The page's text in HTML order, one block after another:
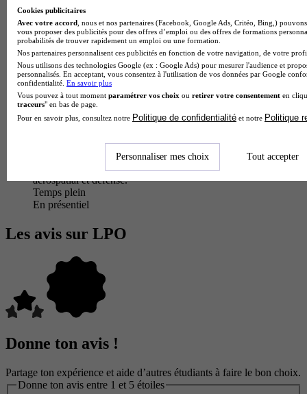
spatiaux. les apprenants maitrisent la lecture de plans
techniques complexes, les techniques de tracage, de decoupe,
de formage et d'assemblage de toles et profiles en alliages
legers (aluminium, titane). ils developpent des competences
pointues en soudage aeronautique, en controle qualite et en
respect des normes strictes du secteur. la formation integre
l'utilisation d'outils traditionnels et de technologies numeriques
(cfao, commandes numeriques). a l'issue du parcours, les
diplomes exercent comme chaudronniers aeronautiques,
ajusteurs-monteurs ou techniciens de fabrication au sein
equipementiers spatiaux, centres de maintenance
aeronautique. ce profil technique hautement qualifie repond
aux exigences de precision et de securite des secteurs
aerospatial et defense.
Temps plein
En présentiel
Les avis sur LPO
Donne ton avis !
Partage ton expérience et aide d’autres étudiants à faire le bon choix.
Donne ton avis entre 1 et 5 étoiles
Cookies publicitaires
Avec votre accord , nous et nos partenaires (Facebook, Google Ads, Critéo, Bing,)
vous proposer des publicités pour des offres d’emploi ou des offres de formations
probabilités de trouver rapidement un emploi ou une formation.
Nos partenaires personnalisent ces publicités en fonction de votre navigation, de votre
Nous utilisons des technologies Google (ex : Google Ads) pour mesurer l'audience et
personnalisés. En acceptant, vous consentez à l'utilisation de vos données par Google
confidentialité. En savoir plus
Vous pouvez à tout moment paramétrer vos choix ou retirer votre consentement en
traceurs" en bas de page.
Pour en savoir plus, consultez notre Politique de confidentialité et notre Politique
Personnaliser mes choix Tout accepter